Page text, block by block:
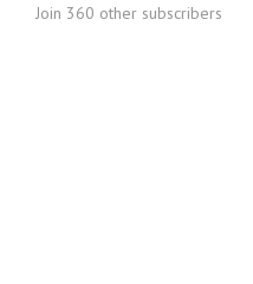
Join 360 other subscribers